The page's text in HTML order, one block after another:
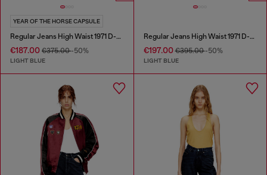
YEAR OF THE HORSE CAPSULE
Regular Jeans High Waist 1971 D-Sent
€187.00 €375.00-50%
LIGHT BLUE
Regular Jeans High Waist 1971 D-Sent
€197.00€395.00-50%
LIGHT BLUE